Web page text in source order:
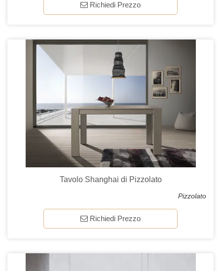
Richiedi Prezzo
Tavolo Shanghai di Pizzolato
Pizzolato
Richiedi Prezzo